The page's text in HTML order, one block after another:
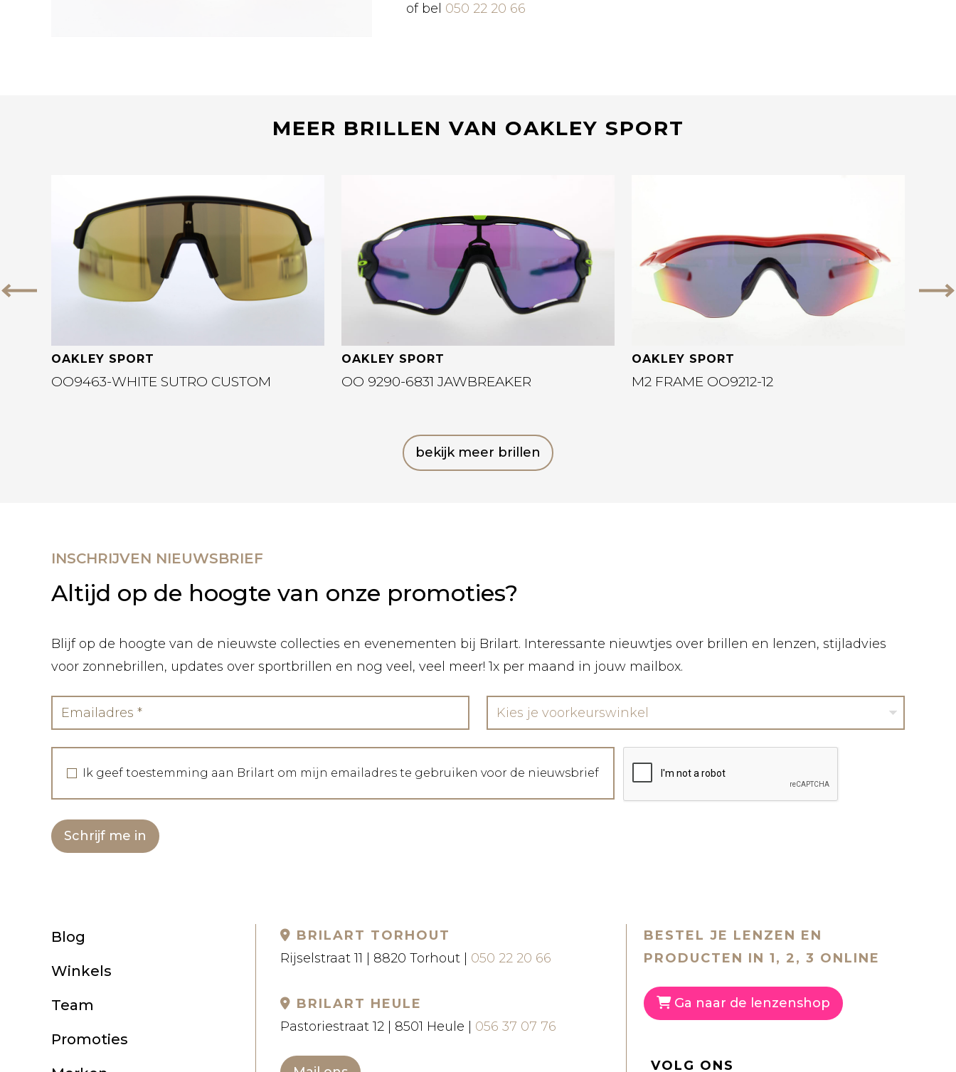
of bel 050 22 20 66
MEER BRILLEN VAN OAKLEY SPORT
Vorige
Bekijk deze bril
OAKLEY SPORT
OO9463-WHITE SUTRO CUSTOM
Bekijk deze bril
OAKLEY SPORT
OO 9290-6831 JAWBREAKER
OAKLEY SPORT
M2 FRAME OO9212-12
bekijk meer brillen
INSCHRIJVEN NIEUWSBRIEF
Altijd op de hoogte van onze promoties?
Blijf op de hoogte van de nieuwste collecties en evenementen bij Brilart. Interessante nieuwtjes over brillen en lenzen, stijladvies
voor zonnebrillen, updates over sportbrillen en nog veel, veel meer! 1x per maand in jouw mailbox.
Kies je voorkeurswinkel
Ik geef toestemming aan Brilart om mijn emailadres te gebruiken voor de nieuwsbrief
Schrijf me in
Blog
Winkels
Team
Promoties
BRILART TORHOUT
Rijselstraat 11 | 8820 Torhout | 050 22 20 66
BRILART HEULE
Pastoriestraat 12 | 8501 Heule | 056 37 07 76
BESTEL JE LENZEN EN
PRODUCTEN IN 1, 2, 3 ONLINE
Ga naar de lenzenshop
VOLG ONS